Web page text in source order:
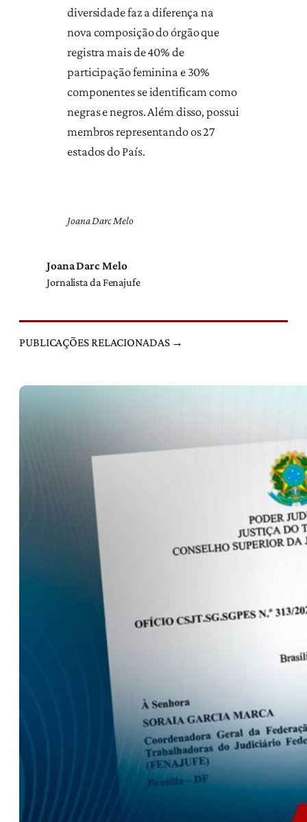
diversidade faz a diferença na
nova composição do órgão que
registra mais de 40% de
participação feminina e 30%
componentes se identificam como
negras e negros. Além disso, possui
membros representando os 27
estados do País.
Joana Darc Melo
Joana Darc Melo
Jornalista da Fenajufe
PUBLICAÇÕES RELACIONADAS →